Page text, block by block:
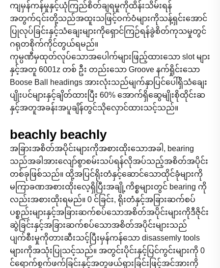
ကျမှန်ကန်မှုနှင့်ယုံကြည်စိတ်ချရမှုကိုထိန်းသိမ်းရန်
အတွက်၎င်းတို့သည်အထူးသဖြင့်ဝက်ဝံများကိုသန့်ရှင်းအောင်
ပြုလုပ်ခြင်းနှင့်သံချေးများကိုရှောင်ကြဉ်ရန်ခွဲစိတ်ကုသမှုတွင်
ဂရုတစိုက်ကိုင်တွယ်ရမည်။
ကုမ္ပဏီမှထုတ်လုပ်သောအပေါက်များဖြည့်ထားသော slot များ
နှင့်အတူ 6001z တစ် ဦး တည်းသော Groove နက်ရှိုင်းသော
Boose Ball headings အားလုံးသည်မျက်နှာပြင်ပေါ်ရှိသံချေး
ပျိုးပင်များနှင့်ချိတ်ထားပြီး 60% အောက်ရှိဆွေမျိုးစိုထိုင်းဆ
နှင့်အတူအခန်းအပူချိန်တွင်သိုလှောင်ထားသင့်သည်။
beachly beachly
အခြားအစိတ်အပိုင်းများကိုအစားထိုးသောအခါ, bearing
သည်အခါအားလျော်စွာစမ်းသပ်ရန်လိုအပ်သည့်အစိတ်အပိုင်း
တစ်ခုဖြစ်သည်။ ထို့အပြင်ရိုးတံနှင့်ဆောင်သောထိုင်ခုံများကို
မကြာခဏအစားထိုးလေ့ရှိပြီးအချို့ကိစ္စများတွင် bearing ကို
လည်းအစားထိုးရမည်။ 0 င်ခြင်း, ရိုးတံနှင့်အခြားဆက်စပ်
ပစ္စည်းများနှင့်အခြားဆက်စပ်သောအစိတ်အပိုင်းများကိုဒီဇိုင်း
ဆွဲခြင်းနှင့်အခြားဆက်စပ်သောအစိတ်အပိုင်းများသည်
ပျက်စီးမှုကိုတားဆီးသင့်ပြီးမှန်ကန်သော disassemly tools
များကိုအသုံးပြုသင့်သည်။ အတွင်းပိုင်းနှင့်ပြင်ကွင်းများကို 0
င်ရောက်စွက်ဖက်ခြင်းနှင့်အတူဖယ်ရှားခြင်းဖြင့်အင်အားကို